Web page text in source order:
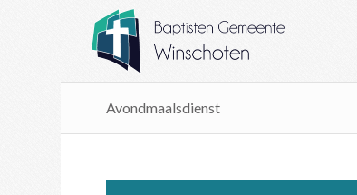
Avondmaalsdienst